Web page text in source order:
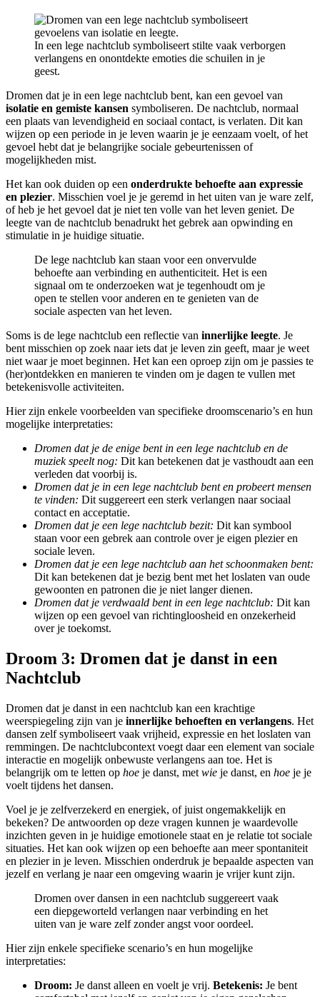
In een lege nachtclub symboliseert stilte vaak verborgen
verlangens en onontdekte emoties die schuilen in je
geest.
Dromen dat je in een lege nachtclub bent, kan een gevoel van
isolatie en gemiste kansen symboliseren. De nachtclub, normaal
een plaats van levendigheid en sociaal contact, is verlaten. Dit kan
wijzen op een periode in je leven waarin je je eenzaam voelt, of het
gevoel hebt dat je belangrijke sociale gebeurtenissen of
mogelijkheden mist.
Het kan ook duiden op een onderdrukte behoefte aan expressie
en plezier. Misschien voel je je geremd in het uiten van je ware zelf,
of heb je het gevoel dat je niet ten volle van het leven geniet. De
leegte van de nachtclub benadrukt het gebrek aan opwinding en
stimulatie in je huidige situatie.
De lege nachtclub kan staan voor een onvervulde
behoefte aan verbinding en authenticiteit. Het is een
signaal om te onderzoeken wat je tegenhoudt om je
open te stellen voor anderen en te genieten van de
sociale aspecten van het leven.
Soms is de lege nachtclub een reflectie van innerlijke leegte. Je
bent misschien op zoek naar iets dat je leven zin geeft, maar je weet
niet waar je moet beginnen. Het kan een oproep zijn om je passies te
(her)ontdekken en manieren te vinden om je dagen te vullen met
betekenisvolle activiteiten.
Hier zijn enkele voorbeelden van specifieke droomscenario’s en hun
mogelijke interpretaties:
Dromen dat je de enige bent in een lege nachtclub en de
muziek speelt nog: Dit kan betekenen dat je vasthoudt aan een
verleden dat voorbij is.
Dromen dat je in een lege nachtclub bent en probeert mensen
te vinden: Dit suggereert een sterk verlangen naar sociaal
contact en acceptatie.
Dromen dat je een lege nachtclub bezit: Dit kan symbool
staan voor een gebrek aan controle over je eigen plezier en
sociale leven.
Dromen dat je een lege nachtclub aan het schoonmaken bent:
Dit kan betekenen dat je bezig bent met het loslaten van oude
gewoonten en patronen die je niet langer dienen.
Dromen dat je verdwaald bent in een lege nachtclub: Dit kan
wijzen op een gevoel van richtingloosheid en onzekerheid
over je toekomst.
Droom 3: Dromen dat je danst in een
Nachtclub
Dromen dat je danst in een nachtclub kan een krachtige
weerspiegeling zijn van je innerlijke behoeften en verlangens. Het
dansen zelf symboliseert vaak vrijheid, expressie en het loslaten van
remmingen. De nachtclubcontext voegt daar een element van sociale
interactie en mogelijk onbewuste verlangens aan toe. Het is
belangrijk om te letten op hoe je danst, met wie je danst, en hoe je je
voelt tijdens het dansen.
Voel je je zelfverzekerd en energiek, of juist ongemakkelijk en
bekeken? De antwoorden op deze vragen kunnen je waardevolle
inzichten geven in je huidige emotionele staat en je relatie tot sociale
situaties. Het kan ook wijzen op een behoefte aan meer spontaniteit
en plezier in je leven. Misschien onderdruk je bepaalde aspecten van
jezelf en verlang je naar een omgeving waarin je vrijer kunt zijn.
Dromen over dansen in een nachtclub suggereert vaak
een diepgeworteld verlangen naar verbinding en het
uiten van je ware zelf zonder angst voor oordeel.
Hier zijn enkele specifieke scenario’s en hun mogelijke
interpretaties:
Droom: Je danst alleen en voelt je vrij. Betekenis: Je bent